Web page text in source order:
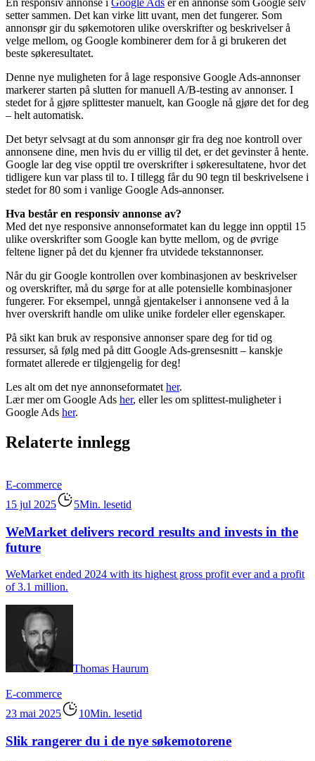
En responsiv annonse i Google Ads er en annonse som Google selv
setter sammen. Det kan virke litt uvant, men det fungerer. Som
annonsør gir du søkemotoren ulike overskrifter og beskrivelser å
velge mellom, og Google kombinerer dem for å gi brukeren det
beste søkeresultatet.
Denne nye muligheten for å lage responsive Google Ads-annonser
markerer starten på slutten for manuell A/B-testing av annonser. I
stedet for å gjøre splittester manuelt, kan Google nå gjøre det for deg
– helt automatisk.
Det betyr selvsagt at du som annonsør gir fra deg noe kontroll over
annonsene dine, men hvis du er villig til det, er det gevinster å hente.
Google lar deg vise opptil tre overskrifter i søkeresultatene, hvor det
tidligere kun var plass til to. I tillegg får du 90 tegn til beskrivelsene i
stedet for 80 som i vanlige Google Ads-annonser.
Hva består en responsiv annonse av?
Med det nye responsive annonseformatet kan du legge inn opptil 15
ulike overskrifter som Google kan bytte mellom, og de øvrige
feltene ligner på det du kjenner fra utvidede tekstannonser.
Når du gir Google kontrollen over kombinasjonen av beskrivelser
og overskrifter, må du sørge for at alle potensielle kombinasjoner
fungerer. For eksempel, unngå gjentakelser i annonsene ved å la
hver overskrift handle om ulike unike fordeler eller egenskaper.
På sikt kan bruk av responsive annonser spare deg for tid og
ressurser, så følg med på ditt Google Ads-grensesnitt – kanskje
formatet allerede er tilgjengelig for deg!
Les alt om det nye annonseformatet her.
Lær mer om Google Ads her, eller les om splittest-muligheter i
Google Ads her.
Relaterte innlegg
E-commerce
15 jul 2025
5Min. lesetid
WeMarket delivers record results and invests in the
future
WeMarket ended 2024 with its highest gross profit ever and a profit
of 3.1 million.
Thomas Haurum
E-commerce
23 mai 2025
10Min. lesetid
Slik rangerer du i de nye søkemotorene